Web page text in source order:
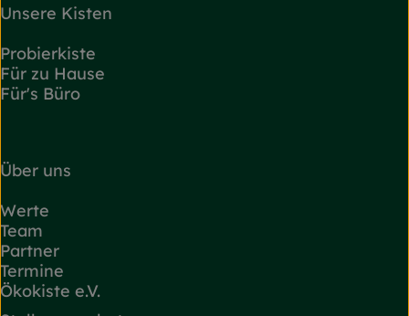
Unsere Kisten
Probierkiste
Für zu Hause
Für's Büro
Über uns
Werte
Team
Partner
Termine
Ökokiste e.V.